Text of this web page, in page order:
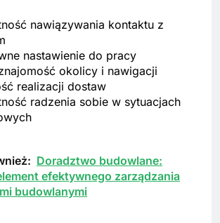
nawiązywania kontaktu z
nastawienie do pracy
okolicy i nawigacji
realizacji dostaw
radzenia sobie w sytuacjach
Doradztwo budowlane:
efektywnego zarządzania
budowlanymi